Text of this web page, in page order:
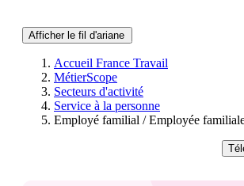
Afficher le fil d'ariane
Accueil France Travail
MétierScope
Secteurs d'activité
Service à la personne
Employé familial / Employée